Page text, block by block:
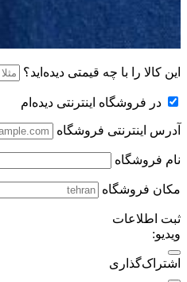
این کالا را با چه قیمتی دیده‌اید؟
در فروشگاه اینترنتی دیده‌ام
آدرس اینترنتی فروشگاه
نام فروشگاه
مکان فروشگاه
ثبت اطلاعات
ویدیو:
اشتراک‌گذاری